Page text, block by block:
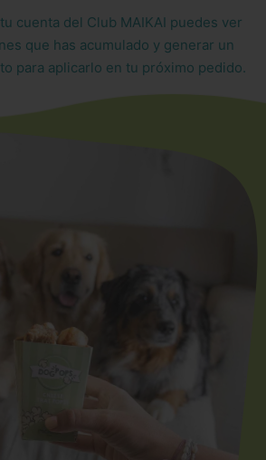
cuenta del Club MAIKAI puedes ver
que has acumulado y generar un
para aplicarlo en tu próximo pedido.